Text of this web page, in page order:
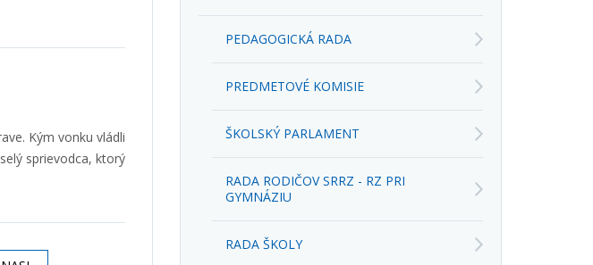
Kým vonku vládli
PREDMETOVÉ KOMISIE
ŠKOLSKÝ PARLAMENT
RADA RODIČOV SRRZ - RZ PRI
RADA ŠKOLY
PODPORNÉ OPATRENIA